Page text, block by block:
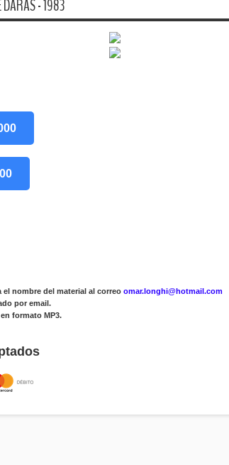
DARAS - 1983
el nombre del material al correo omar.longhi@hotmail.com
por email.
formato MP3.